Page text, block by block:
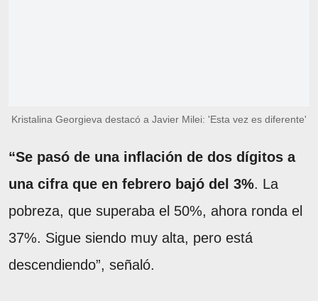
Kristalina Georgieva destacó a Javier Milei: 'Esta vez es diferente'
“Se pasó de una inflación de dos dígitos a
una cifra que en febrero bajó del 3%. La
pobreza, que superaba el 50%, ahora ronda el
37%. Sigue siendo muy alta, pero está
descendiendo”, señaló.